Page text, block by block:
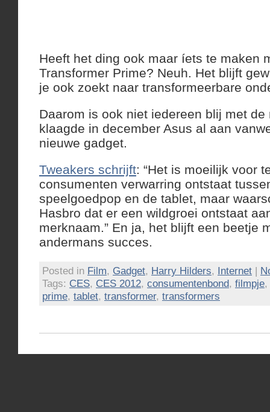
Heeft het ding ook maar íets te maken
Transformer Prime? Neuh. Het blijft
je ook zoekt naar transformeerbare
Daarom is ook niet iedereen blij met
klaagde in december Asus al aan
nieuwe gadget.
Tweakers schrijft: “Het is moeilijk voor
consumenten verwarring ontstaat
speelgoedpop en de tablet, maar
Hasbro dat er een wildgroei ontstaat
merknaam.” En ja, het blijft een beetje
andermans succes.
Posted in Film, Gadget, Harry Hilders, Internet |
Tags: CES, CES 2012, consumentenbond, filmpje,
prime, tablet, transformer, transformers